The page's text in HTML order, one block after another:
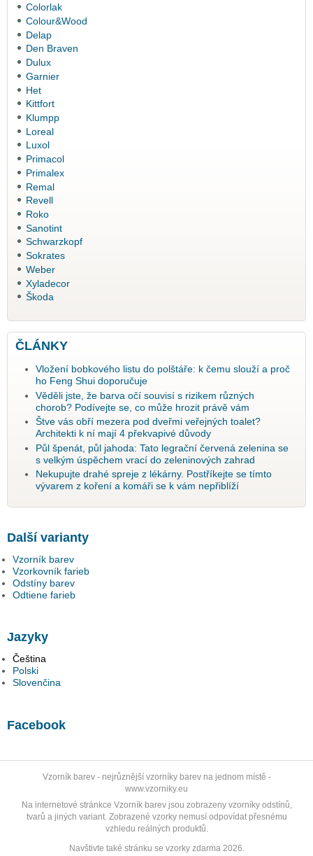
Colorlak
Colour&Wood
Delap
Den Braven
Dulux
Garnier
Het
Kittfort
Klumpp
Loreal
Luxol
Primacol
Primalex
Remal
Revell
Roko
Sanotint
Schwarzkopf
Sokrates
Weber
Xyladecor
Škoda
ČLÁNKY
Vložení bobkového listu do polštáře: k čemu slouží a proč
ho Feng Shui doporučuje
Věděli jste, že barva očí souvisí s rizikem různých
chorob? Podívejte se, co může hrozit právě vám
Štve vás obří mezera pod dveřmi veřejných toalet?
Architekti k ní mají 4 překvapivé důvody
Půl špenát, půl jahoda: Tato legrační červená zelenina se
s velkým úspěchem vrací do zeleninových zahrad
Nekupujte drahé spreje z lékárny. Postříkejte se tímto
vývarem z koření a komáři se k vám nepřiblíží
Další varianty
Vzorník barev
Vzorkovník farieb
Odstíny barev
Odtiene farieb
Jazyky
Čeština
Polski
Slovenčina
Facebook
Vzorník barev- nejrůznější vzorníky barev na jednom místě -
www.vzorniky.eu
Na internetové stránkce Vzorník barev jsou zobrazeny vzorníky odstínů,
tvarů a jiných variant. Zobrazené vzorky nemusí odpovídat přesnému
vzhledu reálných produktů.
Navštivte také stránku se vzorky zdarma 2026